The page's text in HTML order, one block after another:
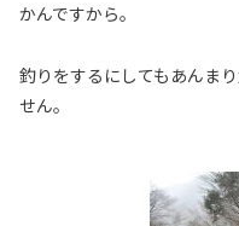
かんですから。
釣りをするにしてもあんま
せん。